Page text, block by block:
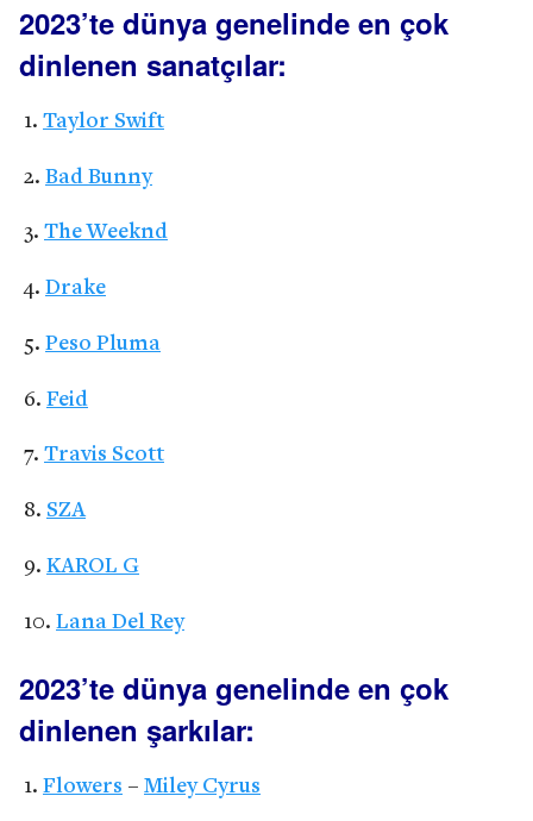
2023’te dünya genelinde en çok
dinlenen sanatçılar:
Taylor Swift
Bad Bunny
The Weeknd
Drake
Peso Pluma
Feid
Travis Scott
SZA
KAROL G
Lana Del Rey
2023’te dünya genelinde en çok
dinlenen şarkılar:
Flowers – Miley Cyrus